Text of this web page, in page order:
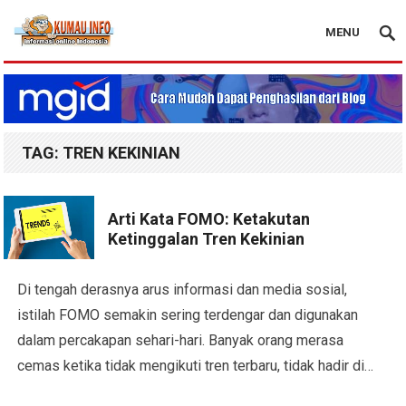
Blog Kumau Info
MENU
TAG: TREN KEKINIAN
Arti Kata FOMO: Ketakutan
Ketinggalan Tren Kekinian
Di tengah derasnya arus informasi dan media sosial,
istilah FOMO semakin sering terdengar dan digunakan
dalam percakapan sehari-hari. Banyak orang merasa
cemas ketika tidak mengikuti tren terbaru, tidak hadir di…